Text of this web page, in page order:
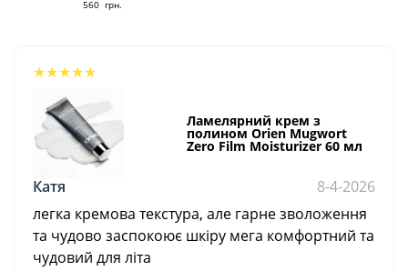
4.33з
560 грн.
★★★★★
Ламелярний крем з
полином Orien Mugwort
Zero Film Moisturizer 60 мл
Катя
8-4-2026
легка кремова текстура, але гарне зволоження
та чудово заспокоює шкіру мега комфортний та
чудовий для літа